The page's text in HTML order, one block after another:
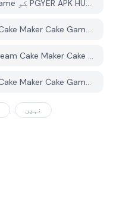
میں Ice cream Cake Maker Cake Game کو PGYER APK HUB سے کیسے ڈاؤن لوڈ کروں؟
کیا PGYER APK HUB پر Ice cream Cake Maker Cake Game کو مفت ڈاؤن لوڈ کرنے کی اجازت ہے؟
کیا مجھے PGYER APK HUB سے Ice cream Cake Maker Cake Game ڈاؤن لوڈ کرنے کے لئے اکاؤنٹ کی ضرورت ہے؟
میں PGYER APK HUB پر Ice cream Cake Maker Cake Game کے ساتھ کوئی مسئلہ کیسے رپورٹ کرسکتا ہوں؟
نہیں